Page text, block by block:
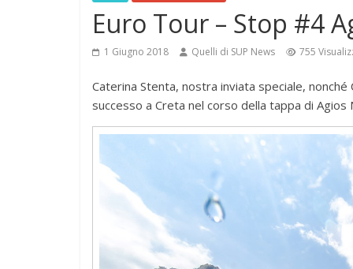
Euro Tour – Stop #4
1 Giugno 2018 Quelli di SUP News 755
Caterina Stenta, nostra inviata speciale, nonché
successo a Creta nel corso della tappa di Agios